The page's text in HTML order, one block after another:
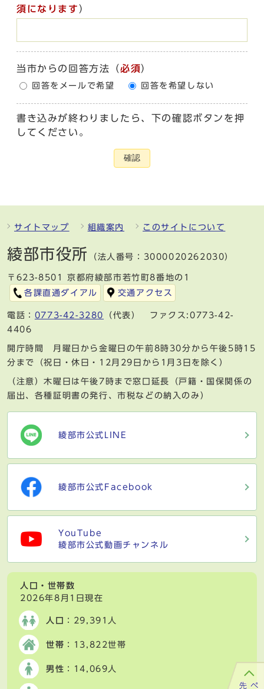
須になります ）
当市からの回答方法 （必須）
回答をメールで希望 回答を希望しない
書き込みが終わりましたら、下の確認ボタンを押
してください。
確認
サイトマップ 組織案内 このサイトについて
綾部市役所 （法人番号：3000020262030）
〒623-8501 京都府綾部市若竹町8番地の1
各課直通ダイアル
交通アクセス
電話： 0773-42-3280
（代表） ファクス:0773-42-
4406
開庁時間 月曜日から金曜日の午前8時30分から午後5時15
分まで（祝日・休日・12月29日から1月3日を除く）
（注意）木曜日は午後7時まで窓口延長（戸籍・国保関係の
届出、各種証明書の発行、市税などの納入のみ）
綾部市公式LINE
綾部市公式Facebook
YouTube
綾部市公式動画チャンネル
人口・世帯数
2026年8月1日現在
人口 ：29,391人
世帯 ：13,822世帯
男性 ：14,069人